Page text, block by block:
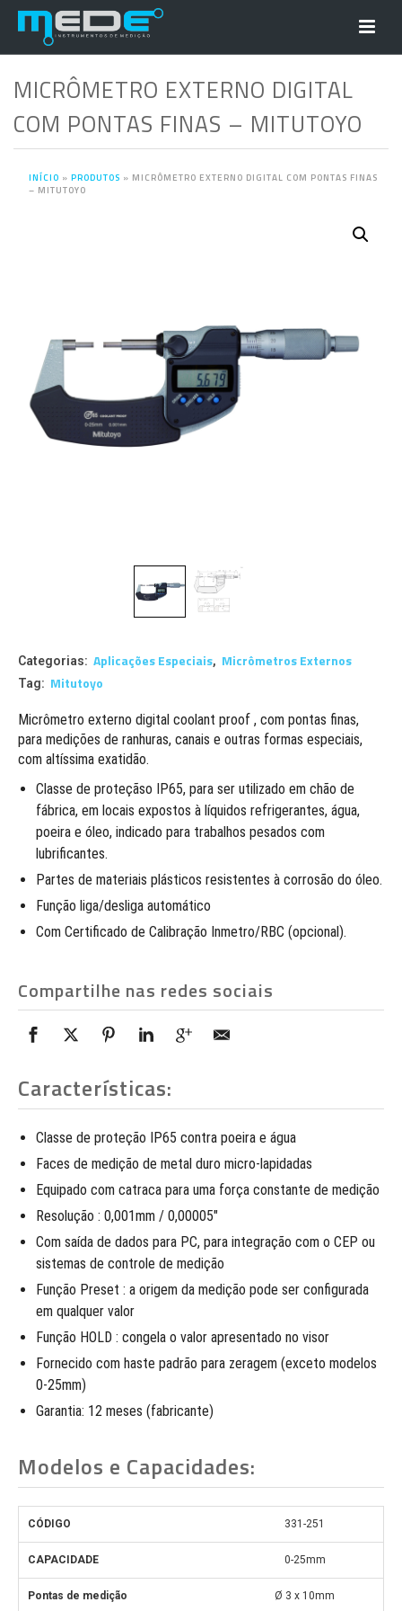
MICRÔMETRO EXTERNO DIGITAL
COM PONTAS FINAS – MITUTOYO
INÍCIO » PRODUTOS » MICRÔMETRO EXTERNO DIGITAL COM PONTAS FINAS
– MITUTOYO
Categorias: Aplicações Especiais, Micrômetros Externos
Tag: Mitutoyo
Micrômetro externo digital coolant proof , com pontas finas,
para medições de ranhuras, canais e outras formas especiais,
com altíssima exatidão.
Classe de proteçãso IP65, para ser utilizado em chão de
fábrica, em locais expostos à líquidos refrigerantes, água,
poeira e óleo, indicado para trabalhos pesados com
lubrificantes.
Partes de materiais plásticos resistentes à corrosão do óleo.
Função liga/desliga automático
Com Certificado de Calibração Inmetro/RBC (opcional).
Compartilhe nas redes sociais
Características:
Classe de proteção IP65 contra poeira e água
Faces de medição de metal duro micro-lapidadas
Equipado com catraca para uma força constante de medição
Resolução : 0,001mm / 0,00005″
Com saída de dados para PC, para integração com o CEP ou
sistemas de controle de medição
Função Preset : a origem da medição pode ser configurada
em qualquer valor
Função HOLD : congela o valor apresentado no visor
Fornecido com haste padrão para zeragem (exceto modelos
0-25mm)
Garantia: 12 meses (fabricante)
Modelos e Capacidades:
331-251
0-25mm
Ø 3 x 10mm